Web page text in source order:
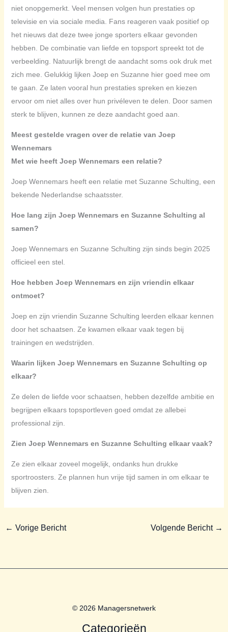
niet onopgemerkt. Veel mensen volgen hun prestaties op
televisie en via sociale media. Fans reageren vaak positief op
het nieuws dat deze twee jonge sporters elkaar gevonden
hebben. De combinatie van liefde en topsport spreekt tot de
verbeelding. Natuurlijk brengt de aandacht soms ook druk met
zich mee. Gelukkig lijken Joep en Suzanne hier goed mee om
te gaan. Ze laten vooral hun prestaties spreken en kiezen
ervoor om niet alles over hun privéleven te delen. Door samen
sterk te blijven, kunnen ze deze aandacht goed aan.
Meest gestelde vragen over de relatie van Joep
Wennemars
Met wie heeft Joep Wennemars een relatie?
Joep Wennemars heeft een relatie met Suzanne Schulting, een
bekende Nederlandse schaatsster.
Hoe lang zijn Joep Wennemars en Suzanne Schulting al
samen?
Joep Wennemars en Suzanne Schulting zijn sinds begin 2025
officieel een stel.
Hoe hebben Joep Wennemars en zijn vriendin elkaar
ontmoet?
Joep en zijn vriendin Suzanne Schulting leerden elkaar kennen
door het schaatsen. Ze kwamen elkaar vaak tegen bij
trainingen en wedstrijden.
Waarin lijken Joep Wennemars en Suzanne Schulting op
elkaar?
Ze delen de liefde voor schaatsen, hebben dezelfde ambitie en
begrijpen elkaars topsportleven goed omdat ze allebei
professional zijn.
Zien Joep Wennemars en Suzanne Schulting elkaar vaak?
Ze zien elkaar zoveel mogelijk, ondanks hun drukke
sportroosters. Ze plannen hun vrije tijd samen in om elkaar te
blijven zien.
← Vorige Bericht Volgende Bericht →
© 2026 Managersnetwerk
Categorieën